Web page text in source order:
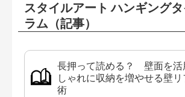
スタイルアート ハンギング
ラム（記事）
長押って読める？ 壁面を活
しゃれに収納を増やせる壁
術